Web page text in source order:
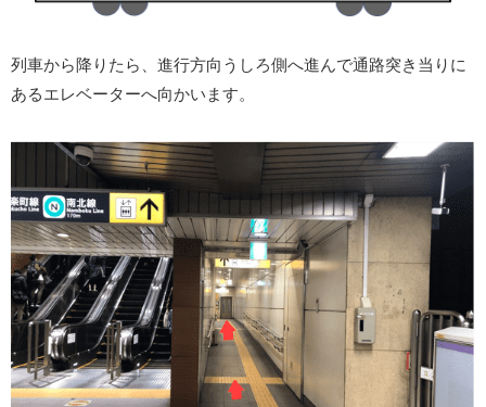
列車から降りたら、進行方向うしろ側へ進んで通路突き当りに
あるエレベーターへ向かいます。